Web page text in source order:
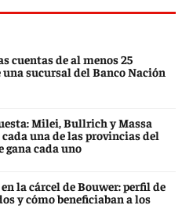
cuentas de al menos 25
sucursal del Banco Nación
Milei, Bullrich y Massa
una de las provincias del
gana cada uno
la cárcel de Bouwer: perfil de
y cómo beneficiaban a los